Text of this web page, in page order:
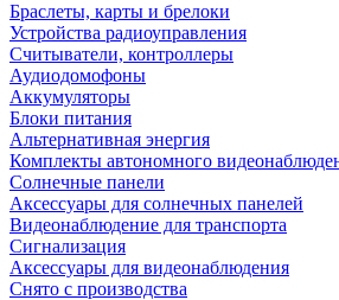
Браслеты, карты и брелоки
Устройства радиоуправления
Считыватели, контроллеры
Аудиодомофоны
Аккумуляторы
Блоки питания
Альтернативная энергия
Комплекты автономного
Солнечные панели
Аксессуары для солнечных панелей
Видеонаблюдение для транспорта
Сигнализация
Аксессуары для видеонаблюдения
Снято с производства